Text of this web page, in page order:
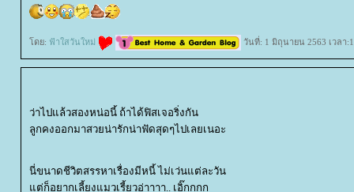
ดย: ฟ้าใสวันใหม่ วันที่: 1 มิถุนายน 2563 เวลา
ว่าไปแล้วสองหน่อนี้ ถ้าได้ฟิสเจอริ่งกัน
ลูกคงออกมาสวยน่ารักน่าฟัดสุดๆไปเลยเนอะ
นี่ขนาดชีวิตสรรหาเรื่องมีหนี้ ไม่เว่นแต่ละวัน
ต่ก็อยากเลี้ยงแมวเรี้ยวอ่าาาา.. เอิ๊กกกก